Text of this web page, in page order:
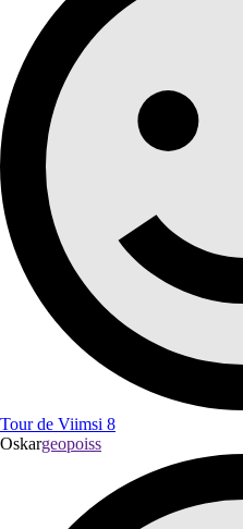
Tour de Viimsi 8
Oskargeopoiss